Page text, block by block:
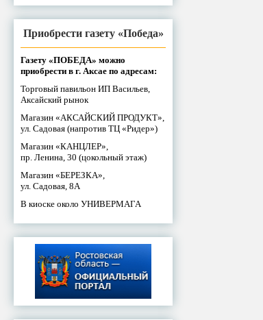
Приобрести газету «Победа»
Газету «ПОБЕДА» можно
приобрести в г. Аксае по адресам:
Торговый павильон ИП Васильев,
Аксайский рынок
Магазин «АКСАЙСКИЙ ПРОДУКТ»,
ул. Садовая (напротив ТЦ «Ридер»)
Магазин «КАНЦЛЕР»,
пр. Ленина, 30 (цокольный этаж)
Магазин «БЕРЕЗКА»,
ул. Садовая, 8А
В киоске около УНИВЕРМАГА